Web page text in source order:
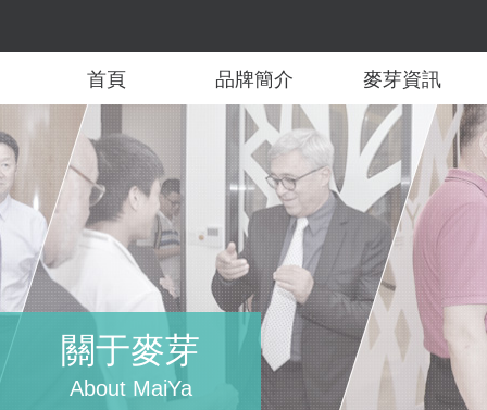
首頁 品牌簡介 麥芽資訊
關于麥芽
About MaiYa